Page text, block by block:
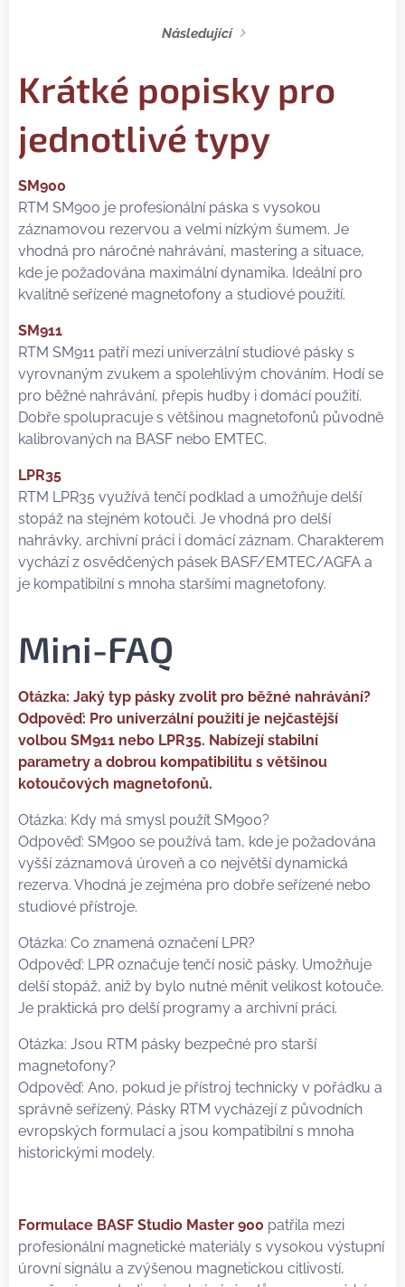
Následující
Krátké popisky pro
jednotlivé typy
SM900
RTM SM900 je profesionální páska s vysokou
záznamovou rezervou a velmi nízkým šumem. Je
vhodná pro náročné nahrávání, mastering a situace,
kde je požadována maximální dynamika. Ideální pro
kvalitně seřízené magnetofony a studiové použití.
SM911
RTM SM911 patří mezi univerzální studiové pásky s
vyrovnaným zvukem a spolehlivým chováním. Hodí se
pro běžné nahrávání, přepis hudby i domácí použití.
Dobře spolupracuje s většinou magnetofonů původně
kalibrovaných na BASF nebo EMTEC.
LPR35
RTM LPR35 využívá tenčí podklad a umožňuje delší
stopáž na stejném kotouči. Je vhodná pro delší
nahrávky, archivní práci i domácí záznam. Charakterem
vychází z osvědčených pásek BASF/EMTEC/AGFA a
je kompatibilní s mnoha staršími magnetofony.
Mini-FAQ
Otázka: Jaký typ pásky zvolit pro běžné nahrávání?
Odpověď: Pro univerzální použití je nejčastější
volbou SM911 nebo LPR35. Nabízejí stabilní
parametry a dobrou kompatibilitu s většinou
kotoučových magnetofonů.
Otázka: Kdy má smysl použít SM900?
Odpověď: SM900 se používá tam, kde je požadována
vyšší záznamová úroveň a co největší dynamická
rezerva. Vhodná je zejména pro dobře seřízené nebo
studiové přístroje.
Otázka: Co znamená označení LPR?
Odpověď: LPR označuje tenčí nosič pásky. Umožňuje
delší stopáž, aniž by bylo nutné měnit velikost kotouče.
Je praktická pro delší programy a archivní práci.
Otázka: Jsou RTM pásky bezpečné pro starší
magnetofony?
Odpověď: Ano, pokud je přístroj technicky v pořádku a
správně seřízený. Pásky RTM vycházejí z původních
evropských formulací a jsou kompatibilní s mnoha
historickými modely.
Formulace BASF Studio Master 900 patřila mezi
profesionální magnetické materiály s vysokou výstupní
úrovní signálu a zvýšenou magnetickou citlivostí,